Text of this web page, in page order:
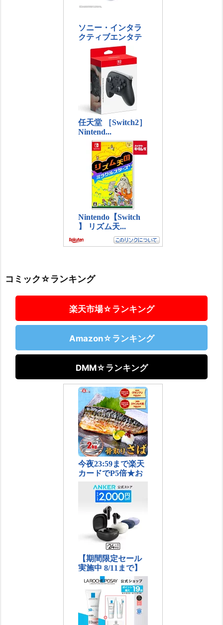
コミック☆ランキング
楽天市場☆ランキング
Amazon☆ランキング
DMM☆ランキング